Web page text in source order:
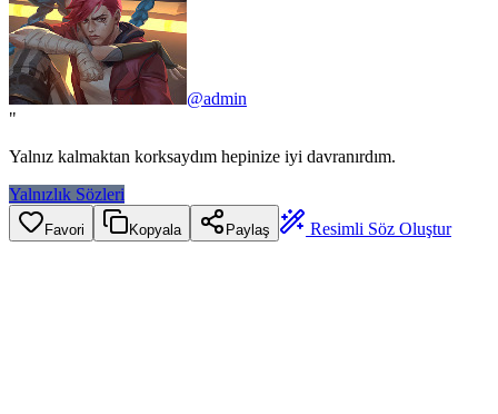
@admin
"
Yalnız kalmaktan korksaydım hepinize iyi davranırdım.
Yalnızlık Sözleri
Favori Kopyala Paylaş Resimli Söz Oluştur